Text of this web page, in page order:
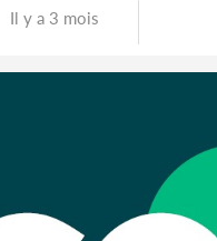
Il y a 3 mois